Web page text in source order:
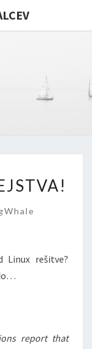
Linux rešitve?
report that